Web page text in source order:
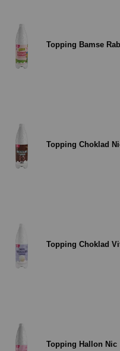
Topping Bamse
Topping Choklad
Topping Choklad
Topping Hallon Nic